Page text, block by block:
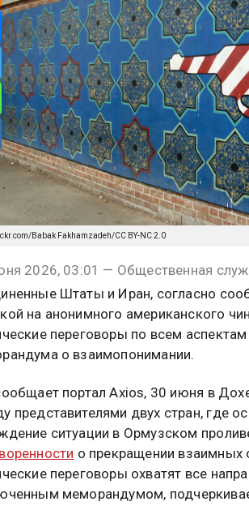
Babak Fakhamzadeh/CC BY-NC 2.0
2026, 03:01 — Общественная
Штаты и Иран, согласно
на анонимного американского
переговоры по всем
о взаимопонимании.
портал Axios, 30 июня в
представителями двух стран, где
ситуации в Ормузском
о прекращении взаимных
переговоры охватят все
меморандумом,